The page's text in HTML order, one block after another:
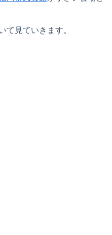
て見ていきます。